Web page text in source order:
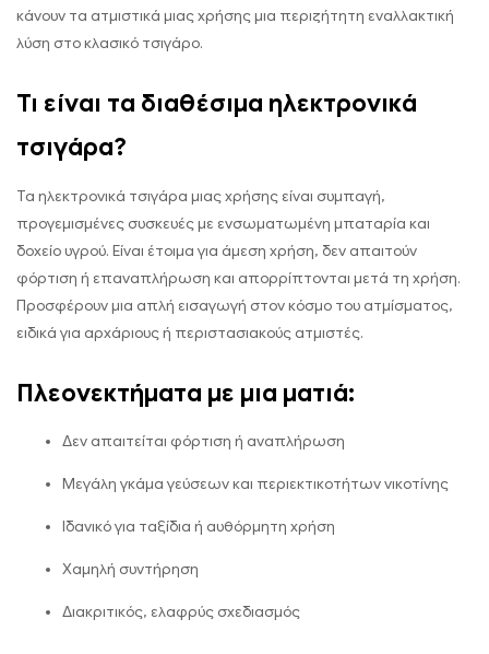
κάνουν τα ατμιστικά μιας χρήσης μια περιζήτητη εναλλακτική
λύση στο κλασικό τσιγάρο.
Τι είναι τα διαθέσιμα ηλεκτρονικά
τσιγάρα?
Τα ηλεκτρονικά τσιγάρα μιας χρήσης είναι συμπαγή,
προγεμισμένες συσκευές με ενσωματωμένη μπαταρία και
δοχείο υγρού. Είναι έτοιμα για άμεση χρήση, δεν απαιτούν
φόρτιση ή επαναπλήρωση και απορρίπτονται μετά τη χρήση.
Προσφέρουν μια απλή εισαγωγή στον κόσμο του ατμίσματος,
ειδικά για αρχάριους ή περιστασιακούς ατμιστές.
Πλεονεκτήματα με μια ματιά:
Δεν απαιτείται φόρτιση ή αναπλήρωση
Μεγάλη γκάμα γεύσεων και περιεκτικοτήτων νικοτίνης
Ιδανικό για ταξίδια ή αυθόρμητη χρήση
Χαμηλή συντήρηση
Διακριτικός, ελαφρύς σχεδιασμός